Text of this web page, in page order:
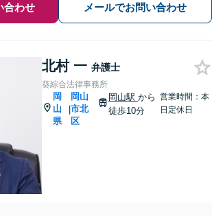
合わせ メールでお問い合わせ
北村 一 弁護士
葵綜合法律事務所
岡
山
県
|
岡山
市北
区
岡山駅 から
徒歩10分
営業時間：本
日定休日